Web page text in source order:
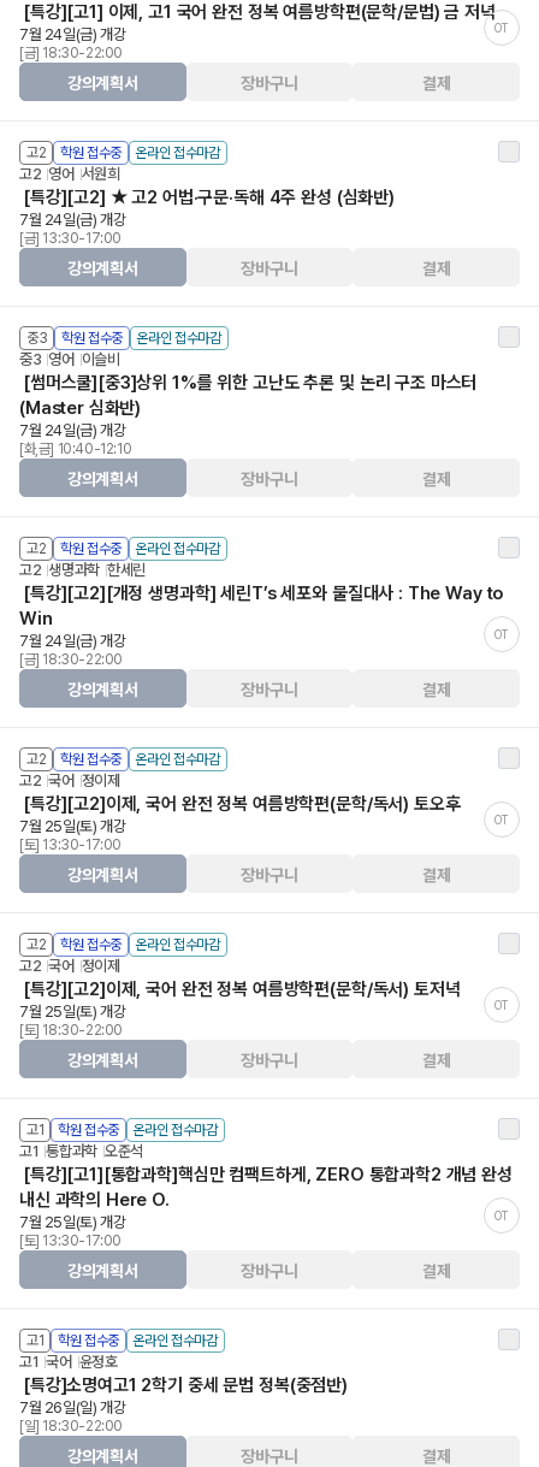
[특강][고1] 이제, 고1 국어 완전 정복 여름방학편(문학/문법) 금 저녁
OT
7월 24일(금) 개강
[금] 18:30-22:00
강의계획서 장바구니 결제
고2 학원 접수중 온라인 접수마감
고2 영어 서원희
[특강][고2] ★ 고2 어법·구문·독해 4주 완성 (심화반)
7월 24일(금) 개강
[금] 13:30-17:00
강의계획서 장바구니 결제
중3 학원 접수중 온라인 접수마감
중3 영어 이슬비
[썸머스쿨][중3]상위 1%를 위한 고난도 추론 및 논리 구조 마스터
(Master 심화반)
7월 24일(금) 개강
[화,금] 10:40-12:10
강의계획서 장바구니 결제
고2 학원 접수중 온라인 접수마감
고2 생명과학 한세린
[특강][고2][개정 생명과학] 세린T’s 세포와 물질대사 : The Way to
Win
OT
7월 24일(금) 개강
[금] 18:30-22:00
강의계획서 장바구니 결제
고2 학원 접수중 온라인 접수마감
고2 국어 정이제
[특강][고2]이제, 국어 완전 정복 여름방학편(문학/독서) 토오후
OT
7월 25일(토) 개강
[토] 13:30-17:00
강의계획서 장바구니 결제
고2 학원 접수중 온라인 접수마감
고2 국어 정이제
[특강][고2]이제, 국어 완전 정복 여름방학편(문학/독서) 토저녁
OT
7월 25일(토) 개강
[토] 18:30-22:00
강의계획서 장바구니 결제
고1 학원 접수중 온라인 접수마감
고1 통합과학 오준석
[특강][고1][통합과학]핵심만 컴팩트하게, ZERO 통합과학2 개념 완성
내신 과학의 Here O.
OT
7월 25일(토) 개강
[토] 13:30-17:00
강의계획서 장바구니 결제
고1 학원 접수중 온라인 접수마감
고1 국어 윤정호
[특강]소명여고1 2학기 중세 문법 정복(중점반)
7월 26일(일) 개강
[일] 18:30-22:00
강의계획서 장바구니 결제